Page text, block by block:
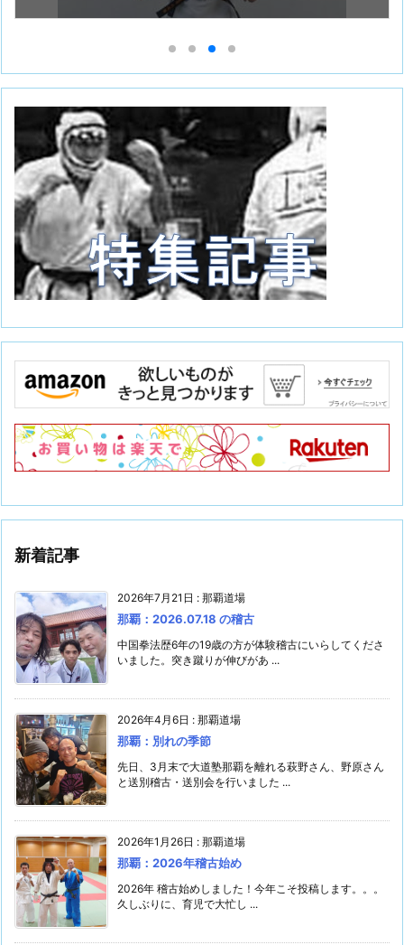
新着記事
2026年7月21日 : 那覇道場
那覇：2026.07.18 の稽古
中国拳法歴6年の19歳の方が体験稽古にいらしてくださ
いました。突き蹴りが伸びがあ ...
2026年4月6日 : 那覇道場
那覇：別れの季節
先日、3月末で大道塾那覇を離れる萩野さん、野原さん
と送別稽古・送別会を行いました ...
2026年1月26日 : 那覇道場
那覇：2026年稽古始め
2026年 稽古始めしました！今年こそ投稿します。。。
久しぶりに、育児で大忙し ...